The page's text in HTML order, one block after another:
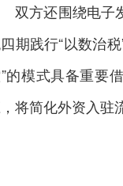
方还围绕电子发
期践行“以数治
的模式具备重要
将简化外资入驻